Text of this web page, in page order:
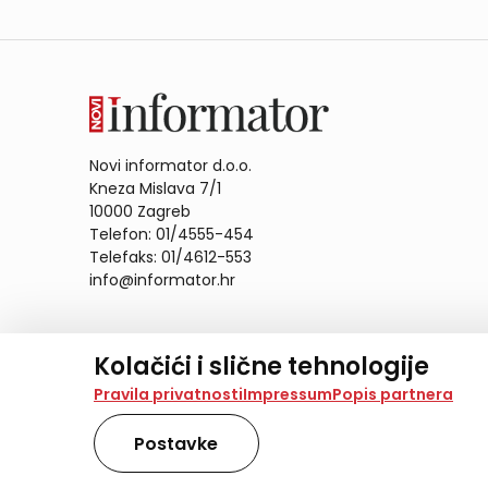
Kolačići i slične tehnologije
Na našoj web stranici koristimo kolačiće i slične
analiziramo promet na stranici te prikazujemo
također koriste ove tehnologije.
Odabirom opcije „Samo nužno“ prihvaćate samo
obradu svih kolačića potrebnih za analitiku i
Pravila privatnostiImpressumPopis partnera
Postavke
Novi informator d.o.o.
Kneza Mislava 7/1
10000 Zagreb
Telefon: 01/4555-454
Telefaks: 01/4612-553
info@informator.hr